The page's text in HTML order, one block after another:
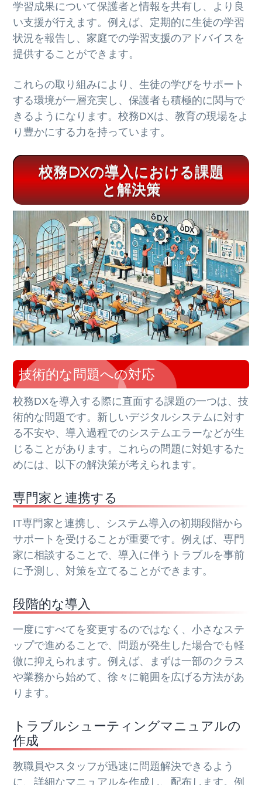
学習成果について保護者と情報を共有し、より良
い支援が行えます。例えば、定期的に生徒の学習
状況を報告し、家庭での学習支援のアドバイスを
提供することができます。
これらの取り組みにより、生徒の学びをサポート
する環境が一層充実し、保護者も積極的に関与で
きるようになります。校務DXは、教育の現場をよ
り豊かにする力を持っています。
校務DXの導入における課題
と解決策
技術的な問題への対応
校務DXを導入する際に直面する課題の一つは、技
術的な問題です。新しいデジタルシステムに対す
る不安や、導入過程でのシステムエラーなどが生
じることがあります。これらの問題に対処するた
めには、以下の解決策が考えられます。
専門家と連携する
IT専門家と連携し、システム導入の初期段階から
サポートを受けることが重要です。例えば、専門
家に相談することで、導入に伴うトラブルを事前
に予測し、対策を立てることができます。
段階的な導入
一度にすべてを変更するのではなく、小さなステ
ップで進めることで、問題が発生した場合でも軽
微に抑えられます。例えば、まずは一部のクラス
や業務から始めて、徐々に範囲を広げる方法があ
ります。
トラブルシューティングマニュアルの
作成
教職員やスタッフが迅速に問題解決できるよう
に、詳細なマニュアルを作成し、配布します。例